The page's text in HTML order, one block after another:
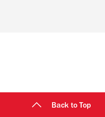
Back to Top